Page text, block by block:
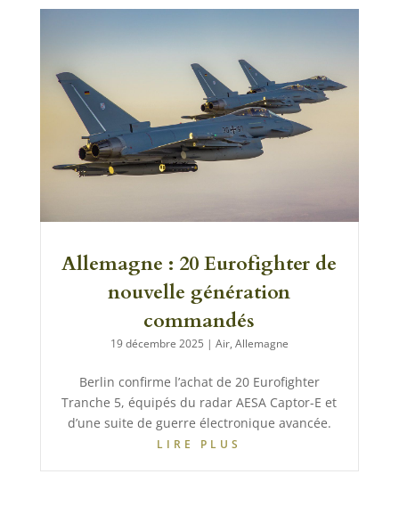
Allemagne : 20 Eurofighter de
nouvelle génération
commandés
19 décembre 2025 | Air, Allemagne
Berlin confirme l’achat de 20 Eurofighter
Tranche 5, équipés du radar AESA Captor-E et
d’une suite de guerre électronique avancée.
LIRE PLUS